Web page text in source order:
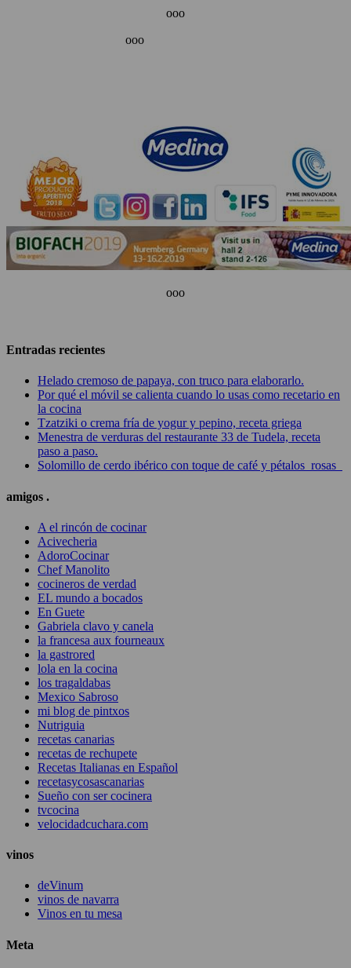
ooo
ooo
ooo
Entradas recientes
Helado cremoso de papaya, con truco para elaborarlo.
Por qué el móvil se calienta cuando lo usas como recetario en
la cocina
Tzatziki o crema fría de yogur y pepino, receta griega
Menestra de verduras del restaurante 33 de Tudela, receta
paso a paso.
Solomillo de cerdo ibérico con toque de café y pétalos rosas
amigos .
A el rincón de cocinar
Acivecheria
AdoroCocinar
Chef Manolito
cocineros de verdad
EL mundo a bocados
En Guete
Gabriela clavo y canela
la francesa aux fourneaux
la gastrored
lola en la cocina
los tragaldabas
Mexico Sabroso
mi blog de pintxos
Nutriguia
recetas canarias
recetas de rechupete
Recetas Italianas en Español
recetasycosascanarias
Sueño con ser cocinera
tvcocina
velocidadcuchara.com
vinos
deVinum
vinos de navarra
Vinos en tu mesa
Meta